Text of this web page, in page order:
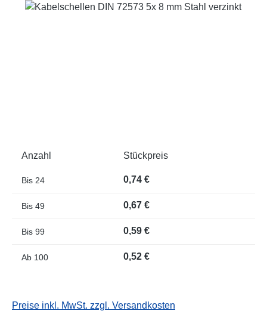
Bildergalerie überspringen
Anzahl Stückpreis
Bis 24 0,74 €
Bis 49 0,67 €
Bis 99 0,59 €
Ab 100 0,52 €
Preise inkl. MwSt. zzgl. Versandkosten